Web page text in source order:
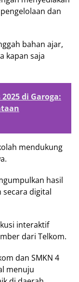
dan
bahan ajar,
kapan saja
di Garoga:
mendukung
hasil
secara digital
interaktif
dari Telkom.
dan SMKN 4
menuju